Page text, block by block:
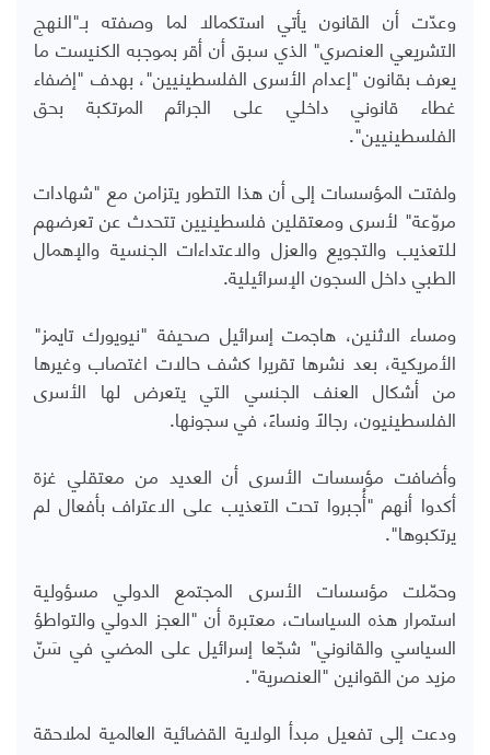
وعدّت أن القانون يأتي استكمالا لما وصفته بـ"النهج
التشريعي العنصري" الذي سبق أن أقر بموجبه الكنيست ما
يعرف بقانون "إعدام الأسرى الفلسطينيين"، بهدف "إضفاء
غطاء قانوني داخلي على الجرائم المرتكبة بحق
الفلسطينيين".
ولفتت المؤسسات إلى أن هذا التطور يتزامن مع "شهادات
مروّعة" لأسرى ومعتقلين فلسطينيين تتحدث عن تعرضهم
للتعذيب والتجويع والعزل والاعتداءات الجنسية والإهمال
الطبي داخل السجون الإسرائيلية.
ومساء الاثنين، هاجمت إسرائيل صحيفة "نيويورك تايمز"
الأمريكية، بعد نشرها تقريرا كشف حالات اغتصاب وغيرها
من أشكال العنف الجنسي التي يتعرض لها الأسرى
الفلسطينيون، رجالاً ونساءً، في سجونها.
وأضافت مؤسسات الأسرى أن العديد من معتقلي غزة
أكدوا أنهم "أُجبروا تحت التعذيب على الاعتراف بأفعال لم
يرتكبوها".
وحمّلت مؤسسات الأسرى المجتمع الدولي مسؤولية
استمرار هذه السياسات، معتبرة أن "العجز الدولي والتواطؤ
السياسي والقانوني" شجّعا إسرائيل على المضي في سَنّ
مزيد من القوانين "العنصرية".
ودعت إلى تفعيل مبدأ الولاية القضائية العالمية لملاحقة